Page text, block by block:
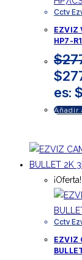
Cctv
EZVIZ
HP7-
$
es:
Añadir
¡Oferta!
Cctv
EZVIZ